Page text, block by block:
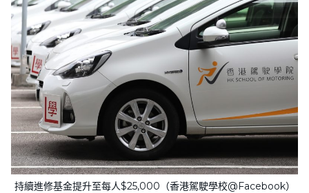
持續進修基金提升至每人$25,000（香港駕駛學校@Facebook）